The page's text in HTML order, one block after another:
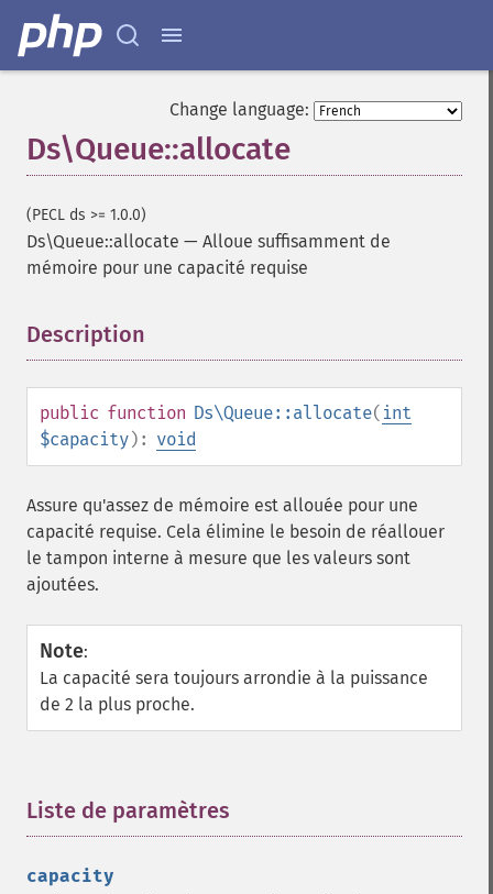
Change language:
Ds\Queue::allocate
(PECL ds >= 1.0.0)
Ds\Queue::allocate — Alloue suffisamment de
mémoire pour une capacité requise
Description
public function Ds\Queue::allocate( int
$capacity): void
Assure qu'assez de mémoire est allouée pour une
capacité requise. Cela élimine le besoin de réallouer
le tampon interne à mesure que les valeurs sont
ajoutées.
Note:
La capacité sera toujours arrondie à la puissance
de 2 la plus proche.
Liste de paramètres
capacity